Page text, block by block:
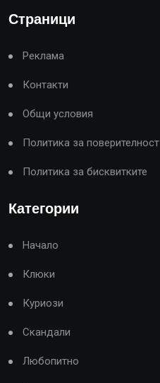
Страници
Реклама
Контакти
Общи условия
Политика за поверителност
Политика за бисквитките
Категории
Начало
Клюки
Куриози
Скандали
Любопитно